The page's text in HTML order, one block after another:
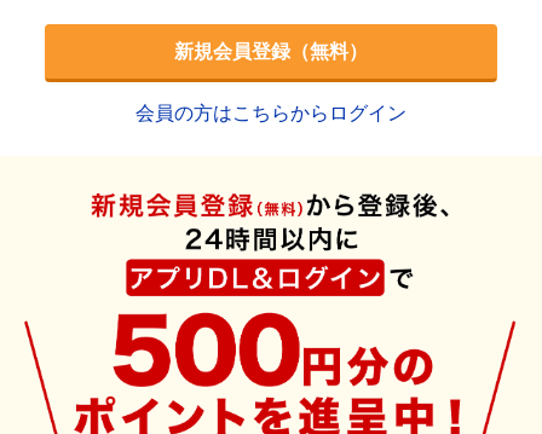
新規会員登録（無料）
会員の方はこちらからログイン